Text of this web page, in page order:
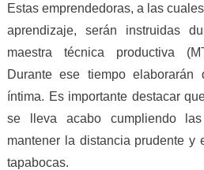
Estas emprendedoras, a las
aprendizaje, serán instruidas
maestra técnica productiva
Durante ese tiempo elaborarán
íntima. Es importante destacar
se lleva acabo cumpliendo
mantener la distancia prudente y
tapabocas.